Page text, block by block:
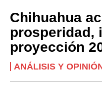
Chihuahua
prosperidad,
proyección
ANÁLISIS Y